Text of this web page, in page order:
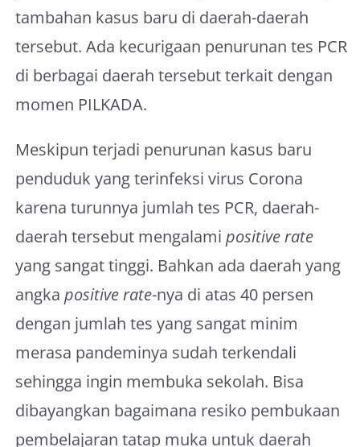
tambahan kasus baru di daerah-daerah
tersebut. Ada kecurigaan penurunan tes PCR
di berbagai daerah tersebut terkait dengan
momen PILKADA.
Meskipun terjadi penurunan kasus baru
penduduk yang terinfeksi virus Corona
karena turunnya jumlah tes PCR, daerah-
daerah tersebut mengalami positive rate
yang sangat tinggi. Bahkan ada daerah yang
angka positive rate-nya di atas 40 persen
dengan jumlah tes yang sangat minim
merasa pandeminya sudah terkendali
sehingga ingin membuka sekolah. Bisa
dibayangkan bagaimana resiko pembukaan
pembelajaran tatap muka untuk daerah